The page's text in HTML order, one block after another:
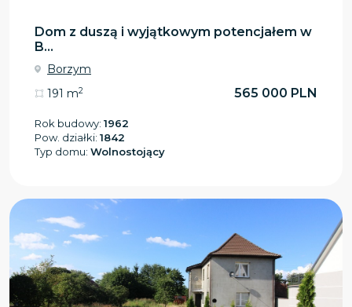
Dom z duszą i wyjątkowym potencjałem w
B...
Borzym
191 m2 565 000 PLN
Rok budowy: 1962
Pow. działki: 1842
Typ domu: Wolnostojący